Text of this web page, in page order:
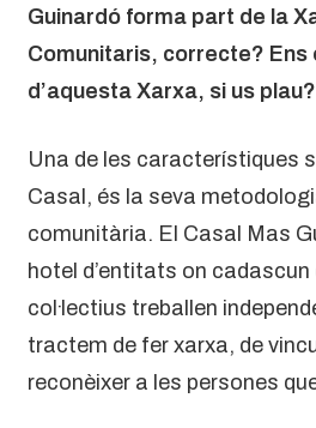
Guinardó forma part de la
Comunitaris, correcte? Ens
d’aquesta Xarxa, si us plau?
Una de les característiques
Casal, és la seva
comunitària. El Casal Mas
hotel d’entitats on cadascun
col·lectius treballen
tractem de fer xarxa, de
reconèixer a les persones